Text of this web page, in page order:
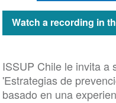
Watch a recording in
ISSUP Chile le invita a
'Estrategias de
basado en una